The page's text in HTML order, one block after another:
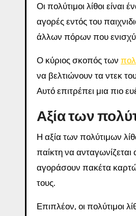
Οι πολύτιμοι λίθοι είναι
αγορές εντός του
άλλων πόρων που
Ο κύριος σκοπός των
να βελτιώνουν τα ντεκ
Αυτό επιτρέπει μια πιο
Αξία των
Η αξία των πολύτιμων
παίκτη να
αγοράσουν πακέτα
τους.
Επιπλέον, οι πολύτιμοι